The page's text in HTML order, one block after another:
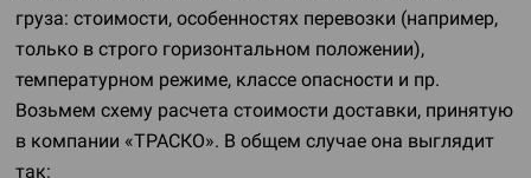
груза: стоимости, особенностях перевозки (например,
только в строго горизонтальном положении),
температурном режиме, классе опасности и пр.
Возьмем схему расчета стоимости доставки, принятую
в компании «ТРАСКО». В общем случае она выглядит
так: